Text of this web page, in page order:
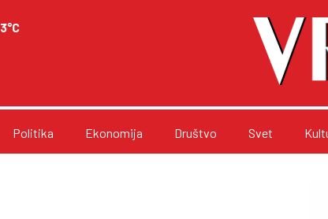
Politika Ekonomija Društvo Svet